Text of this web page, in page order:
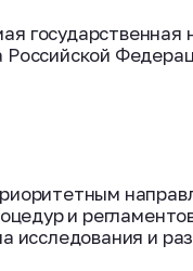
государственная
и
и